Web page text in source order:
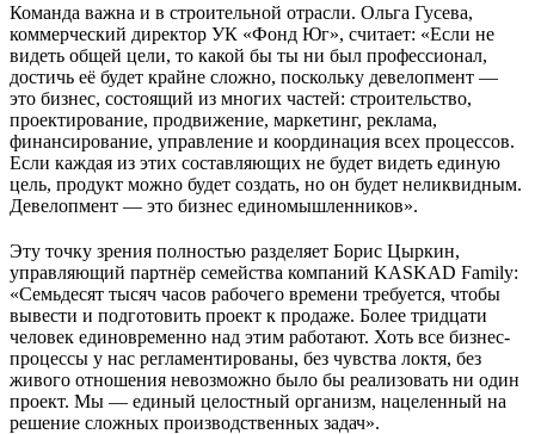
Команда важна и в строительной отрасли. Ольга Гусева,
коммерческий директор УК «Фонд Юг», считает: «Если не
видеть общей цели, то какой бы ты ни был профессионал,
достичь её будет крайне сложно, поскольку девелопмент —
это бизнес, состоящий из многих частей: строительство,
проектирование, продвижение, маркетинг, реклама,
финансирование, управление и координация всех процессов.
Если каждая из этих составляющих не будет видеть единую
цель, продукт можно будет создать, но он будет неликвидным.
Девелопмент — это бизнес единомышленников».
Эту точку зрения полностью разделяет Борис Цыркин,
управляющий партнёр семейства компаний KASKAD Family:
«Семьдесят тысяч часов рабочего времени требуется, чтобы
вывести и подготовить проект к продаже. Более тридцати
человек единовременно над этим работают. Хоть все бизнес-
процессы у нас регламентированы, без чувства локтя, без
живого отношения невозможно было бы реализовать ни один
проект. Мы — единый целостный организм, нацеленный на
решение сложных производственных задач».